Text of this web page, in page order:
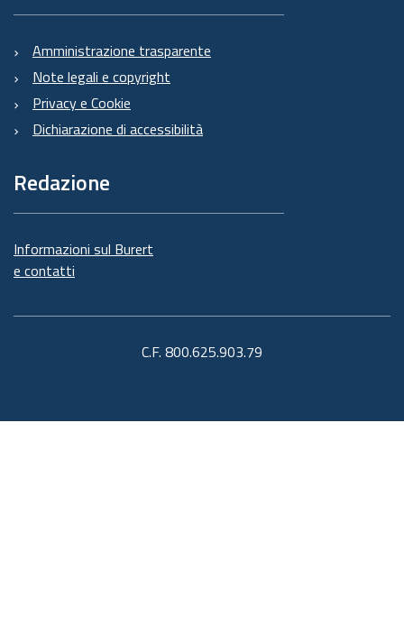
Amministrazione trasparente
Note legali e copyright
Privacy e Cookie
Dichiarazione di accessibilità
Redazione
Informazioni sul Burert
e contatti
C.F. 800.625.903.79